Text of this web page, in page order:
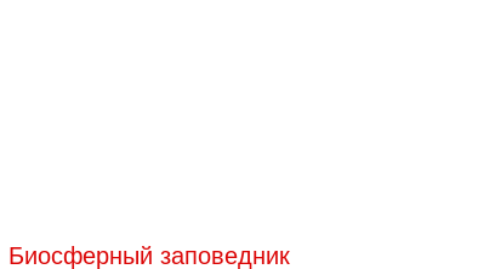
Биосферный заповедник